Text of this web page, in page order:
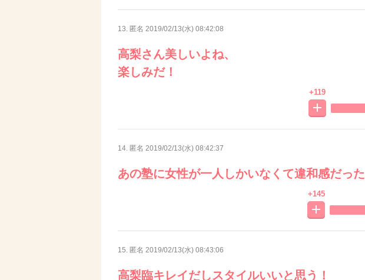
13. 匿名 2019/02/13(水) 08:42:08
高梨さん美しいよね、
楽しみだ！
+119
14. 匿名 2019/02/13(水) 08:42:37
あの塾に女性が一人しかいなくて違和感だった
+145
15. 匿名 2019/02/13(水) 08:43:06
高梨臨キレイだしスタイルいいと思う！